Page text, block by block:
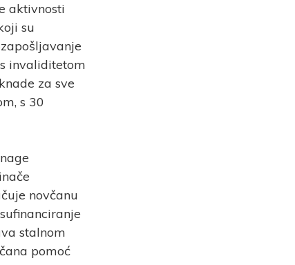
aktivnosti
su
invaliditetom
za sve
s 30
novčanu
stalnom
pomoć